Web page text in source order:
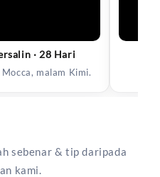
· 28 Hari
malam Kimi.
sebenar & tip daripada
kami.